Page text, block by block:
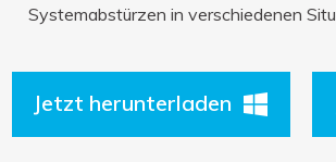
Systemabstürzen in verschiedenen
Jetzt herunterladen